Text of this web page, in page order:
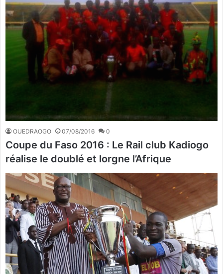
OUEDRAOGO 07/08/2016 0
Coupe du Faso 2016 : Le Rail club Kadiogo
réalise le doublé et lorgne l’Afrique